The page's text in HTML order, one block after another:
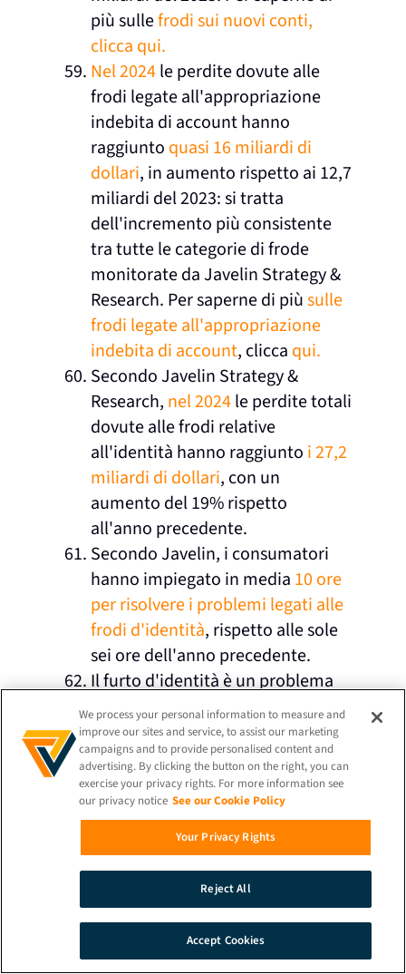
più sullefrodi sui nuovi conti,
clicca qui.
Nel 2024le perdite dovute alle
frodi legate all'appropriazione
indebita di account hanno
raggiunto quasi 16 miliardi di
dollari, in aumento rispetto ai 12,7
miliardi del 2023: si tratta
dell'incremento più consistente
tra tutte le categorie di frode
monitorate da Javelin Strategy &
Research. Per saperne di piùsulle
frodi legate all'appropriazione
indebita di account, clicca qui.
Secondo Javelin Strategy &
Research, nel 2024le perdite totali
dovute alle frodi relative
all'identità hanno raggiunto i 27,2
miliardi di dollari, con un
aumento del 19% rispetto
all'anno precedente.
Secondo Javelin, i consumatori
hanno impiegato in media 10 ore
per risolvere i problemi legati alle
frodi d'identità, rispetto alle sole
sei ore dell'anno precedente.
Il furto d'identità è un problema
grave negli Stati Uniti. I dati di
iProov mostrano che il 29% degli
americani è stato vittima di furto
d'identità, contro appena il 15%
dei britannici e il 13% degli
Statistiche su
pagamenti e
transazioni
DEMO CONTATTO
We process your personal information to measure and
improve our sites and service, to assist our marketing
campaigns and to provide personalised content and
advertising. By clicking the button on the right, you can
exercise your privacy rights. For more information see
our privacy notice See our Cookie Policy
Your Privacy Rights
Reject All
Accept Cookies